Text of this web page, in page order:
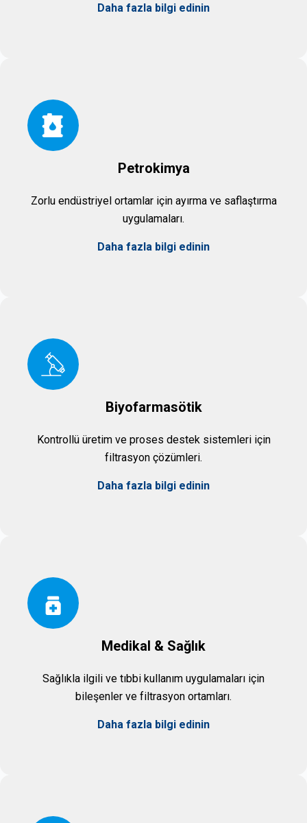
Daha fazla bilgi edinin
Petrokimya
Zorlu endüstriyel ortamlar için ayırma ve saflaştırma
uygulamaları.
Daha fazla bilgi edinin
Biyofarmasötik
Kontrollü üretim ve proses destek sistemleri için
filtrasyon çözümleri.
Daha fazla bilgi edinin
Medikal & Sağlık
Sağlıkla ilgili ve tıbbi kullanım uygulamaları için
bileşenler ve filtrasyon ortamları.
Daha fazla bilgi edinin